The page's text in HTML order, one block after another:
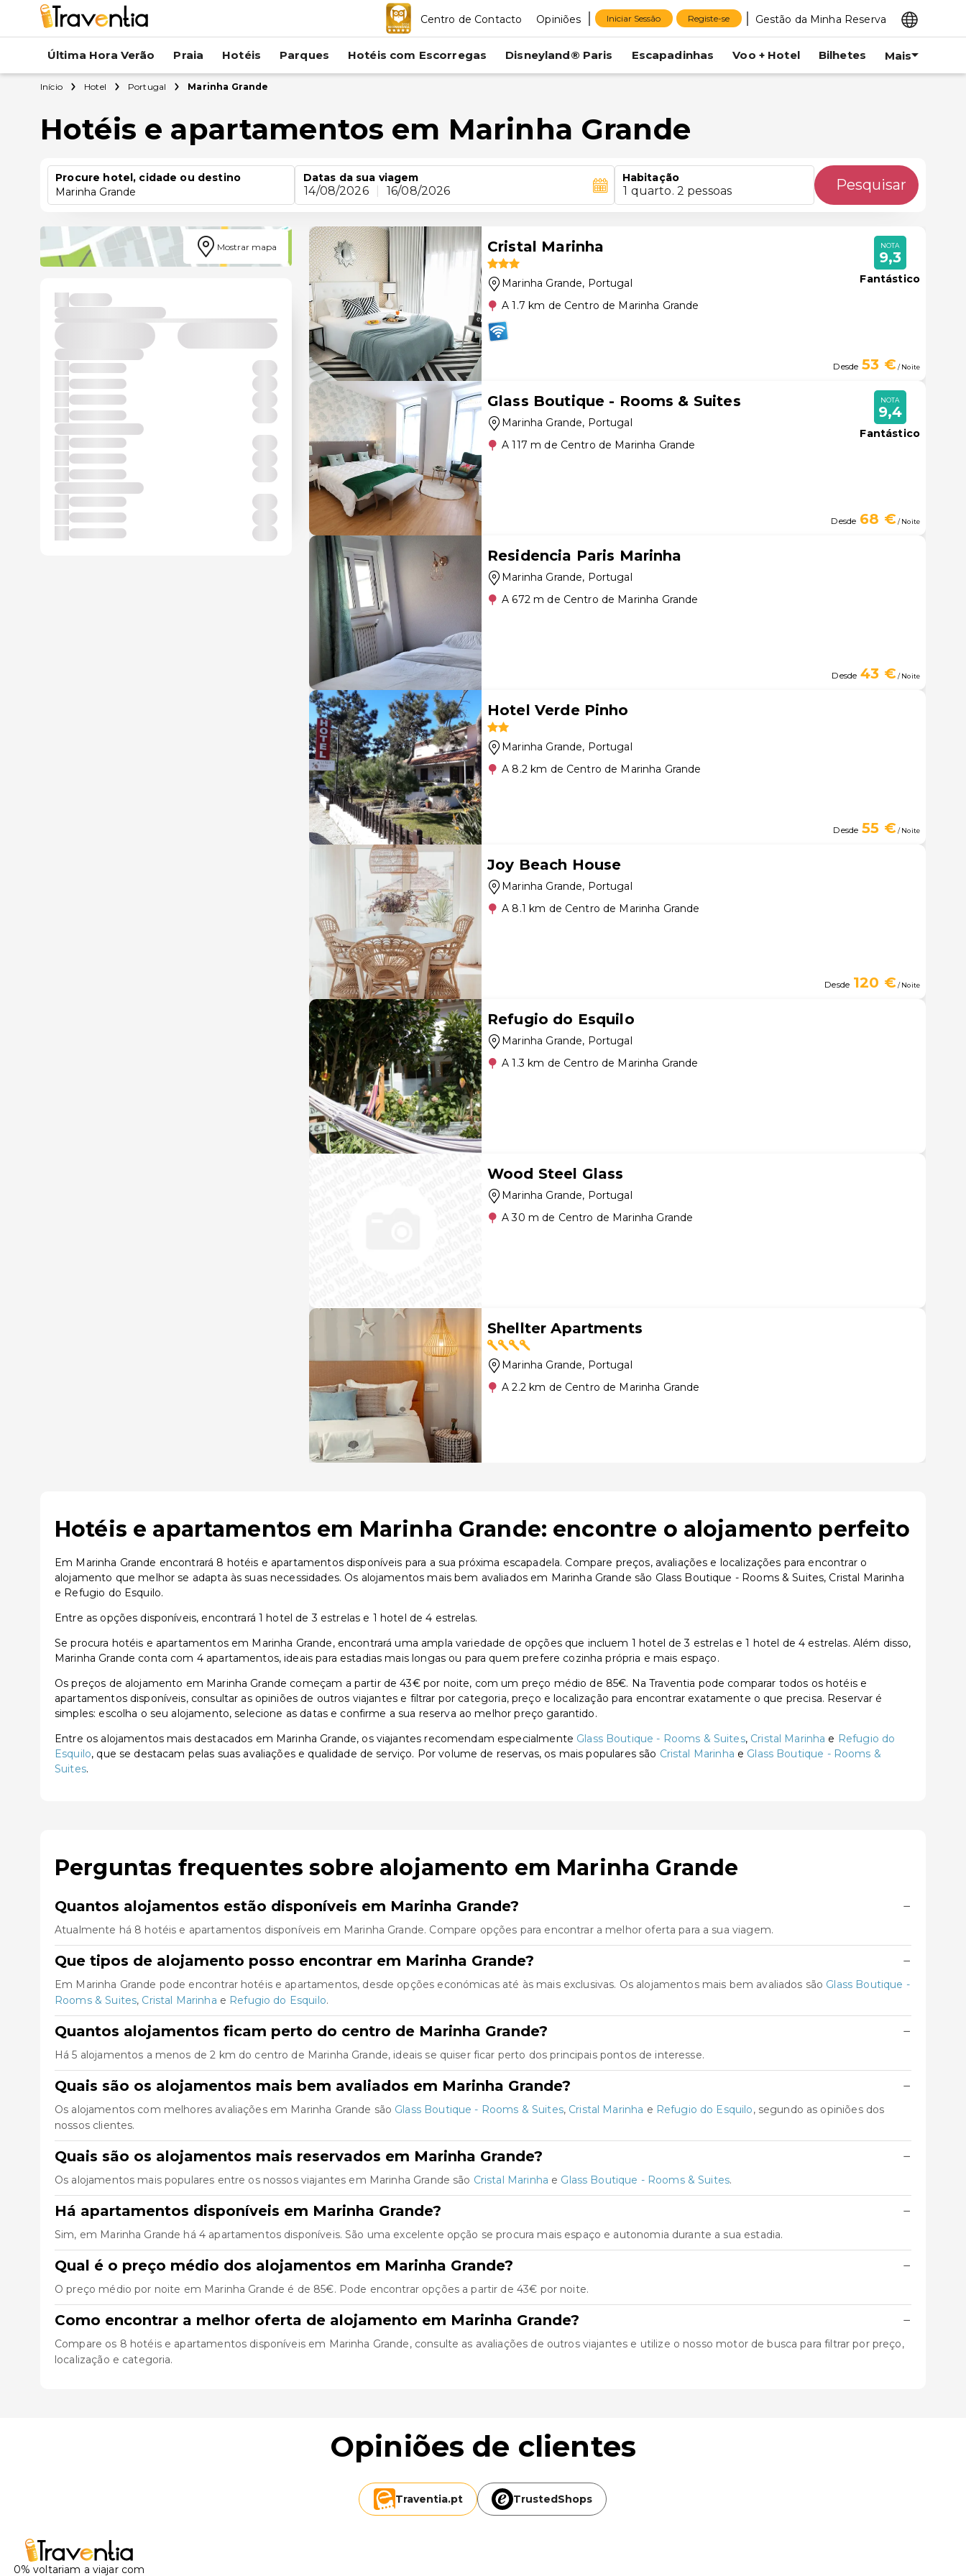
Centro de Contacto Opiniões Iniciar Sessão Registe-se Gestão da Minha Reserva
Última Hora Verão Praia Hotéis Parques Hotéis com Escorregas Disneyland® Paris Escapadinhas Voo + Hotel Bilhetes Mais
Início Hotel Portugal Marinha Grande
Hotéis e apartamentos em Marinha Grande
Procure hotel, cidade ou destino
Marinha Grande
Datas da sua viagem
14/08/2026 16/08/2026
Habitação
1 quarto. 2 pessoas Pesquisar
Mostrar mapa Cristal Marinha
Marinha Grande, Portugal
A 1.7 km de Centro de Marinha Grande
NOTA
9,3
Fantástico
Desde 53 €/ Noite
Glass Boutique - Rooms & Suites
Marinha Grande, Portugal
A 117 m de Centro de Marinha Grande
NOTA
9,4
Fantástico
Desde 68 €/ Noite
Residencia Paris Marinha
Marinha Grande, Portugal
A 672 m de Centro de Marinha Grande
Desde 43 €/ Noite
Hotel Verde Pinho
Marinha Grande, Portugal
A 8.2 km de Centro de Marinha Grande
Desde 55 €/ Noite
Joy Beach House
Marinha Grande, Portugal
A 8.1 km de Centro de Marinha Grande
Desde 120 €/ Noite
Refugio do Esquilo
Marinha Grande, Portugal
A 1.3 km de Centro de Marinha Grande
Wood Steel Glass
Marinha Grande, Portugal
A 30 m de Centro de Marinha Grande
Shellter Apartments
Marinha Grande, Portugal
A 2.2 km de Centro de Marinha Grande
Hotéis e apartamentos em Marinha Grande: encontre o alojamento perfeito
Em Marinha Grande encontrará 8 hotéis e apartamentos disponíveis para a sua próxima escapadela. Compare preços, avaliações e localizações para encontrar o
alojamento que melhor se adapta às suas necessidades. Os alojamentos mais bem avaliados em Marinha Grande são Glass Boutique - Rooms & Suites, Cristal Marinha
e Refugio do Esquilo.
Entre as opções disponíveis, encontrará 1 hotel de 3 estrelas e 1 hotel de 4 estrelas.
Se procura hotéis e apartamentos em Marinha Grande, encontrará uma ampla variedade de opções que incluem 1 hotel de 3 estrelas e 1 hotel de 4 estrelas. Além disso,
Marinha Grande conta com 4 apartamentos, ideais para estadias mais longas ou para quem prefere cozinha própria e mais espaço.
Os preços de alojamento em Marinha Grande começam a partir de 43€ por noite, com um preço médio de 85€. Na Traventia pode comparar todos os hotéis e
apartamentos disponíveis, consultar as opiniões de outros viajantes e filtrar por categoria, preço e localização para encontrar exatamente o que precisa. Reservar é
simples: escolha o seu alojamento, selecione as datas e confirme a sua reserva ao melhor preço garantido.
Entre os alojamentos mais destacados em Marinha Grande, os viajantes recomendam especialmente Glass Boutique - Rooms & Suites, Cristal Marinha e Refugio do
Esquilo, que se destacam pelas suas avaliações e qualidade de serviço. Por volume de reservas, os mais populares são Cristal Marinha e Glass Boutique - Rooms &
Suites.
Perguntas frequentes sobre alojamento em Marinha Grande
Quantos alojamentos estão disponíveis em Marinha Grande? −
Atualmente há 8 hotéis e apartamentos disponíveis em Marinha Grande. Compare opções para encontrar a melhor oferta para a sua viagem.
Que tipos de alojamento posso encontrar em Marinha Grande? −
Em Marinha Grande pode encontrar hotéis e apartamentos, desde opções económicas até às mais exclusivas. Os alojamentos mais bem avaliados são Glass Boutique -
Rooms & Suites, Cristal Marinha e Refugio do Esquilo.
Quantos alojamentos ficam perto do centro de Marinha Grande? −
Há 5 alojamentos a menos de 2 km do centro de Marinha Grande, ideais se quiser ficar perto dos principais pontos de interesse.
Quais são os alojamentos mais bem avaliados em Marinha Grande? −
Os alojamentos com melhores avaliações em Marinha Grande são Glass Boutique - Rooms & Suites, Cristal Marinha e Refugio do Esquilo, segundo as opiniões dos
nossos clientes.
Quais são os alojamentos mais reservados em Marinha Grande? −
Os alojamentos mais populares entre os nossos viajantes em Marinha Grande são Cristal Marinha e Glass Boutique - Rooms & Suites.
Há apartamentos disponíveis em Marinha Grande? −
Sim, em Marinha Grande há 4 apartamentos disponíveis. São uma excelente opção se procura mais espaço e autonomia durante a sua estadia.
Qual é o preço médio dos alojamentos em Marinha Grande? −
O preço médio por noite em Marinha Grande é de 85€. Pode encontrar opções a partir de 43€ por noite.
Como encontrar a melhor oferta de alojamento em Marinha Grande? −
Compare os 8 hotéis e apartamentos disponíveis em Marinha Grande, consulte as avaliações de outros viajantes e utilize o nosso motor de busca para filtrar por preço,
localização e categoria.
Opiniões de clientes
Traventia.pt TrustedShops
0% voltariam a viajar com